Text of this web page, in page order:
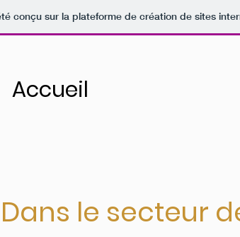
conçu sur la plateforme de création de sites
Accueil
Dans le secteur